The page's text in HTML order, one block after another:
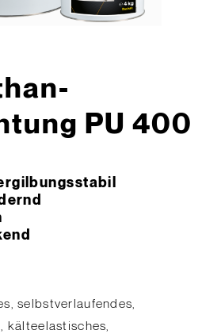
PU 400
selbstverlaufendes,
kälteelastisches,